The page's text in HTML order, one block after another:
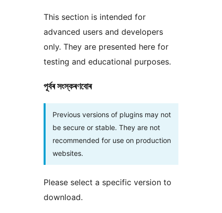
This section is intended for
advanced users and developers
only. They are presented here for
testing and educational purposes.
পূৰ্বৰ সংস্কৰণবোৰ
Previous versions of plugins may not
be secure or stable. They are not
recommended for use on production
websites.
Please select a specific version to
download.